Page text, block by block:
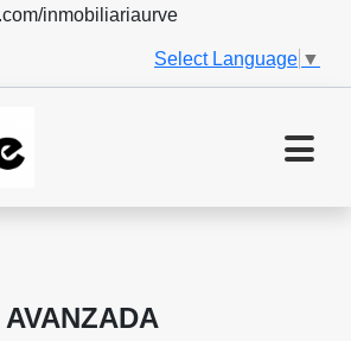
inmobiliariaurve
Select Language ▼